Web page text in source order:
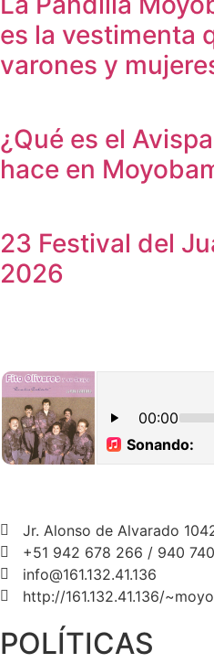
es la vestimenta
varones y
¿Qué es el
hace en
23 Festival del
2026
Jr. Alonso de Alvarado
+51 942 678 266 / 940
info@161.132.41.136
http://161.132.41.136/
POLÍTICAS